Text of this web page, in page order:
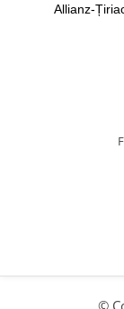
Allianz-
©